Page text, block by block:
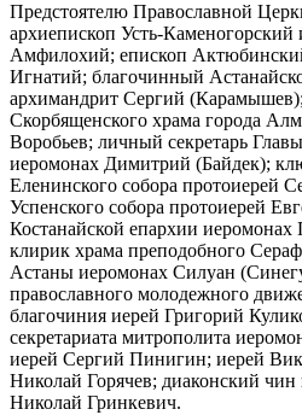
Предстоятелю Православной
архиепископ Усть-
Амфилохий; епископ
Игнатий; благочинный
архимандрит Сергий (Карамышев);
Скорбященского храма города
Воробьев; личный секретарь
иеромонах Димитрий (Байдек);
Еленинского собора протоиерей
Успенского собора протоиерей
Костанайской епархии
клирик храма преподобного
Астаны иеромонах Силуан
православного молодежного
благочиния иерей Григорий
секретариата митрополита
иерей Сергий Пинигин; иерей
Николай Горячев; диаконский чин
Николай Гринкевич.